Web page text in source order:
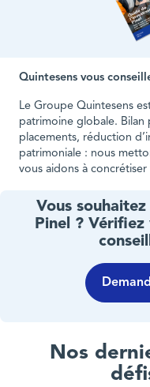
Quintesens vous
Le Groupe Quintesens
patrimoine globale. Bilan
placements, réduction
patrimoniale : nous
vous aidons à
Vous
Pinel ?
Nos